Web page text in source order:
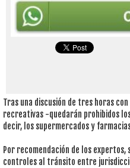
Tras una discusión de tres horas
recreativas -quedarán prohibidos
decir, los supermercados y
Por recomendación de los expertos,
controles al tránsito entre